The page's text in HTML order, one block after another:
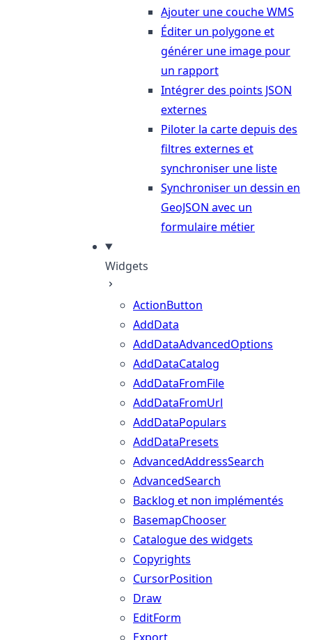
Ajouter une couche WMS
Éditer un polygone et
générer une image pour
un rapport
Intégrer des points JSON
externes
Piloter la carte depuis des
filtres externes et
synchroniser une liste
Synchroniser un dessin en
GeoJSON avec un
formulaire métier
Widgets
ActionButton
AddData
AddDataAdvancedOptions
AddDataCatalog
AddDataFromFile
AddDataFromUrl
AddDataPopulars
AddDataPresets
AdvancedAddressSearch
AdvancedSearch
Backlog et non implémentés
BasemapChooser
Catalogue des widgets
Copyrights
CursorPosition
Draw
EditForm